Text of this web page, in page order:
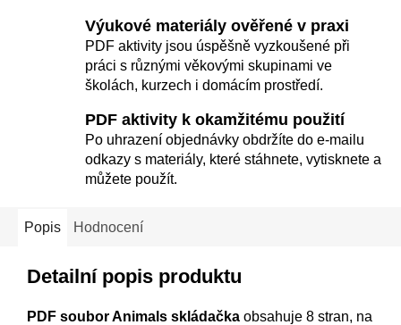
Výukové materiály ověřené v praxi
PDF aktivity jsou úspěšně vyzkoušené při
práci s různými věkovými skupinami ve
školách, kurzech i domácím prostředí.
PDF aktivity k okamžitému použití
Po uhrazení objednávky obdržíte do e-mailu
odkazy s materiály, které stáhnete, vytisknete a
můžete použít.
Popis Hodnocení
Detailní popis produktu
PDF soubor Animals skládačka obsahuje 8 stran, na